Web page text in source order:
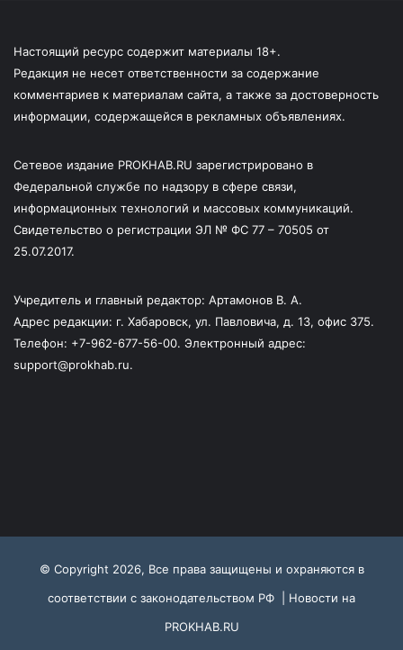
Настоящий ресурс содержит материалы 18+.
Редакция не несет ответственности за содержание
комментариев к материалам сайта, а также за достоверность
информации, содержащейся в рекламных объявлениях.
Сетевое издание PROKHAB.RU зарегистрировано в
Федеральной службе по надзору в сфере связи,
информационных технологий и массовых коммуникаций.
Свидетельство о регистрации ЭЛ № ФС 77 – 70505 от
25.07.2017.
Учредитель и главный редактор: Артамонов В. А.
Адрес редакции: г. Хабаровск, ул. Павловича, д. 13, офис 375.
Телефон: +7-962-677-56-00. Электронный адрес:
support@prokhab.ru.
© Copyright 2026, Все права защищены и охраняются в
соответствии с законодательством РФ | Новости на
PROKHAB.RU